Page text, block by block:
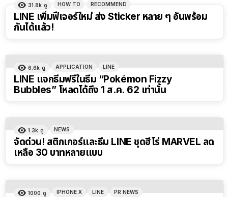
31.8k ดู HOW TO RECOMMEND
LINE เพิ่มฟีเจอร์ใหม่ ส่ง Sticker หลาย ๆ อันพร้อม
กันได้แล้ว!
6.6k ดู APPLICATION LINE
LINE แจกธีมฟรีในธีม “Pokémon Fizzy
Bubbles” โหลดได้ถึง 1 ส.ค. 62 เท่านั้น
1.3k ดู NEWS
จัดด่วน! สติกเกอร์และธีม LINE ชุดฮีโร่ MARVEL ลด
เหลือ 30 บาทหลายแบบ
1000 ดู IPHONE X LINE PR NEWS